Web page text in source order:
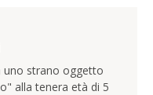
uno strano oggetto
alla tenera età di 5